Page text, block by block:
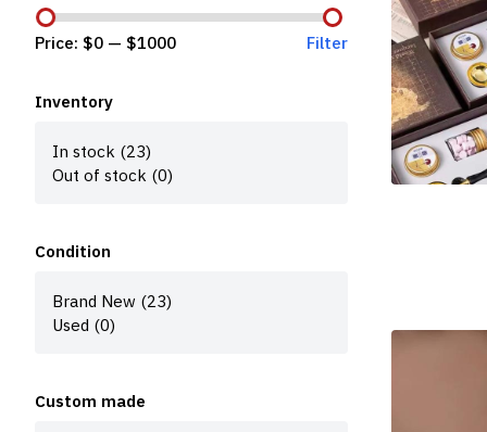
Price: $0 — $1000 Filter
Inventory
In stock (23)
Out of stock (0)
Condition
Brand New (23)
Used (0)
Custom made